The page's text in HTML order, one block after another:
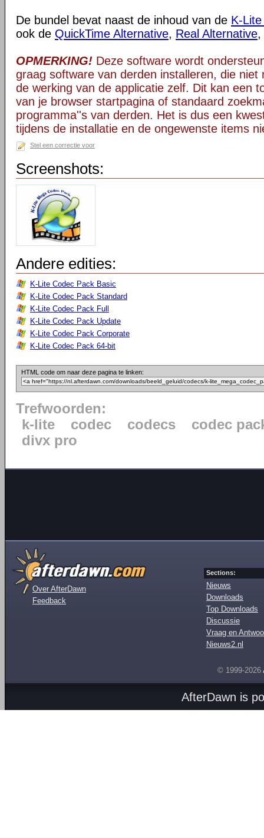
De bundel bevat naast de inhoud van de K-
ook de QuickTime Alternative, Real Alternative,
OPMERKING! Deze software wordt
graag software van derden installeren, die niet
de werking van de applicatie zelf. Dit kan een
van je browser startpagina of standaard
programma''s van derden. Het is dus een
tijdens de installatie en de ongewenste items
Stel een correctie voor
Screenshots:
Andere edities:
K-Lite Codec Pack Basic
K-Lite Codec Pack Standard
K-Lite Codec Pack Full
K-Lite Codec Pack Update
K-Lite Codec Pack Corporate
K-Lite Codec Pack 64-bit
HTML code om naar deze pagina te linken:
Trefwoorden:
k-lite
codec codecs
codec
divx pro
Over AfterDawn
Feedback
Sections:
Nieuws
Downloads
Top Downloads
Discussie
Vraag en
Nieuws2.nl
© 1999-2026
AfterDawn is